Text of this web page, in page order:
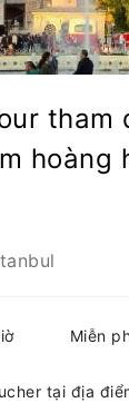
tham
hoàng
Miễn
tại địa